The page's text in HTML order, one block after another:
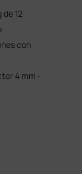
12
con
4 mm -